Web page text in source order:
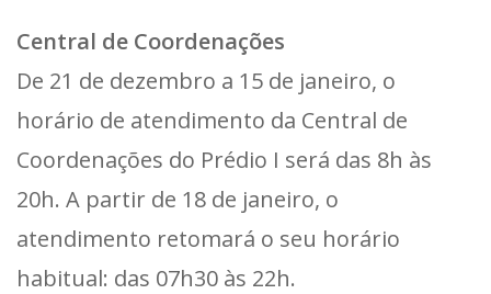
Central de Coordenações
De 21 de dezembro a 15 de janeiro, o
horário de atendimento da Central de
Coordenações do Prédio I será das 8h às
20h. A partir de 18 de janeiro, o
atendimento retomará o seu horário
habitual: das 07h30 às 22h.